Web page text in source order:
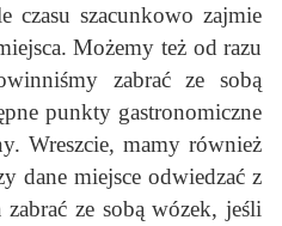
czasu szacunkowo zajmie
Możemy też od razu
zabrać ze sobą
punkty gastronomiczne
Wreszcie, mamy również
dane miejsce odwiedzać z
ze sobą wózek, jeśli